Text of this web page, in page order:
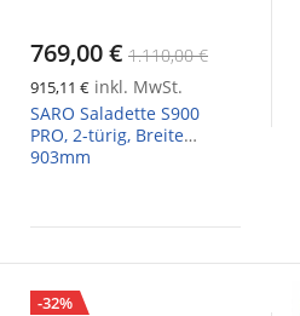
769,00 € 1.110,00 €
915,11 € inkl. MwSt.
SARO Saladette S900
PRO, 2-türig, Breite
903mm
-32%